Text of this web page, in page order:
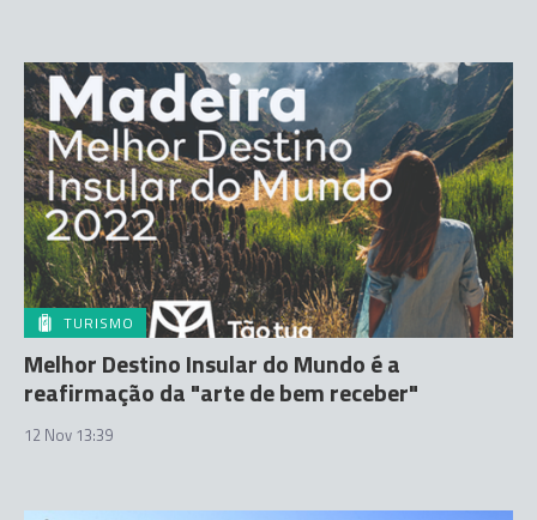
TURISMO
Melhor Destino Insular do Mundo é a
reafirmação da "arte de bem receber"
12 Nov 13:39